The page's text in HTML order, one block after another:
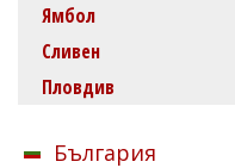
Ямбол
Сливен
Пловдив
България